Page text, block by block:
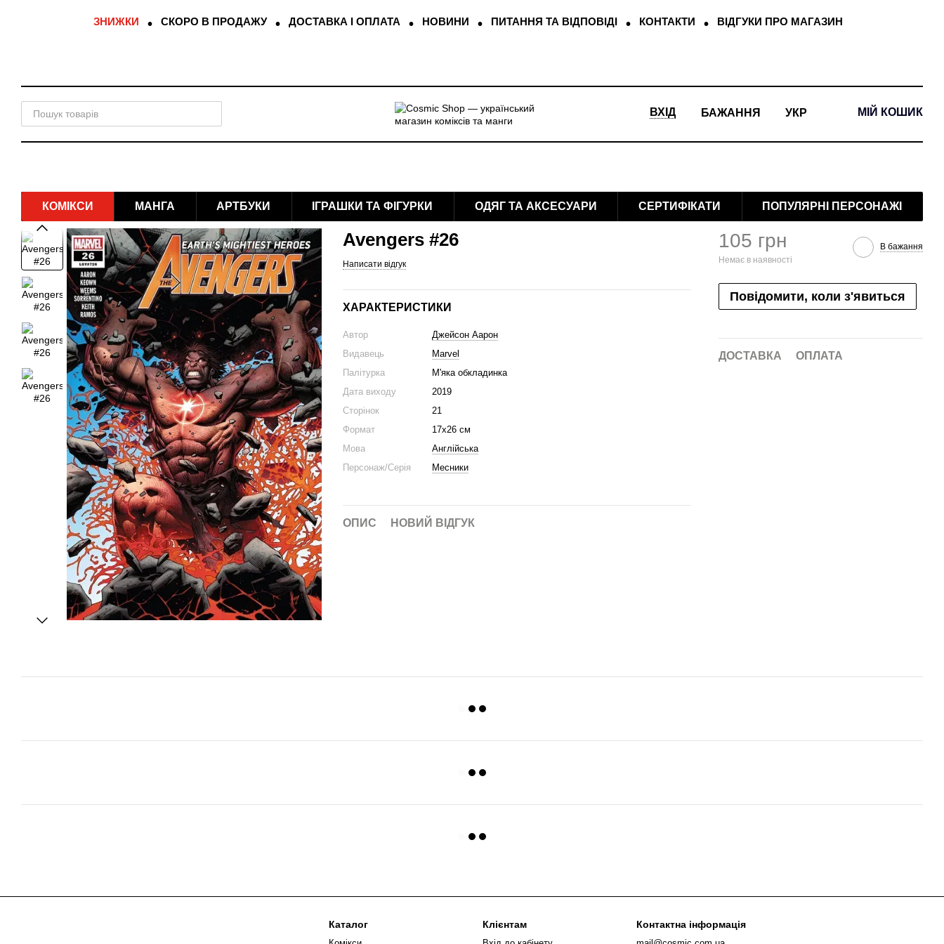
ЗНИЖКИ СКОРО В ПРОДАЖУ ДОСТАВКА І ОПЛАТА НОВИНИ ПИТАННЯ ТА ВІДПОВІДІ КОНТАКТИ ВІДГУКИ ПРО МАГАЗИН
ВХІД БАЖАННЯ УКР МІЙ КОШИК
КОМІКСИ МАНГА АРТБУКИ ІГРАШКИ ТА ФІГУРКИ ОДЯГ ТА АКСЕСУАРИ СЕРТИФІКАТИ ПОПУЛЯРНІ ПЕРСОНАЖІ
Avengers #26
Написати відгук
ХАРАКТЕРИСТИКИ
Автор
Джейсон Аарон
Видавець
Marvel
Палітурка
М'яка обкладинка
Дата виходу
2019
Сторінок
21
Формат
17х26 см
Мова
Англійська
Персонаж/Серія
Месники
ОПИС НОВИЙ ВІДГУК
105 грн
Немає в наявності
В бажання
Повідомити, коли з'явиться
ДОСТАВКА ОПЛАТА
Каталог Клієнтам Контактна інформація